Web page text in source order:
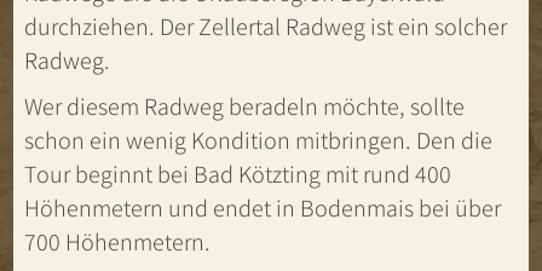
durchziehen. Der Zellertal Radweg ist ein solcher
Radweg.
Wer diesem Radweg beradeln möchte, sollte
schon ein wenig Kondition mitbringen. Den die
Tour beginnt bei Bad Kötzting mit rund 400
Höhenmetern und endet in Bodenmais bei über
700 Höhenmetern.